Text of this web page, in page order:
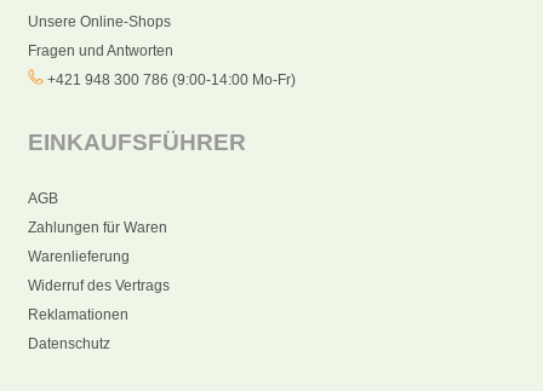
Unsere Online-Shops
Fragen und Antworten
+421 948 300 786 (9:00-14:00 Mo-Fr)
EINKAUFSFÜHRER
AGB
Zahlungen für Waren
Warenlieferung
Widerruf des Vertrags
Reklamationen
Datenschutz